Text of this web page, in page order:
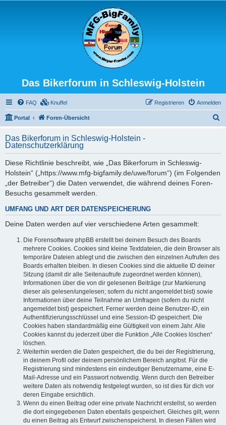
Das Bikerforum in Schleswig-Holstein
FAQ Knuffel Anmelden
Registrieren
Portal Foren-Übersicht
h
Das Bikerforum in Schleswig-Holstein -
Datenschutzerklärung
Diese Richtlinie beschreibt, wie „Das Bikerforum in Schleswig-
Holstein“ („https://www.mfg-bigfamily.de/uwe/forum“) (im Folgenden
„der Betreiber“) die Daten verwendet, die während deines Foren-
Besuchs gesammelt werden.
UMFANG UND ART DER DATENSPEICHERUNG
Deine Daten werden auf vier verschiedene Arten gesammelt:
Die Forensoftware phpBB erstellt bei deinem Besuch des Boards
mehrere Cookies. Cookies sind kleine Textdateien, die dein Browser als
temporäre Dateien ablegt und die zwischen den einzelnen Aufrufen des
Boards erhalten bleiben. In diesen Cookies sind die aktuelle ID deiner
Sitzung (damit dir alle Seitenaufrufe zugeordnet werden können),
Informationen über die von dir gelesenen Beiträge (zur Markierung
dieser als gelesen/ungelesen; sofern du nicht angemeldet bist) sowie
Informationen über deine Teilnahme an Umfragen (sofern du nicht
angemeldet bist) gespeichert. Ferner werden deine Benutzer-ID, ein
Authentifizierungsschlüssel und eine Session-ID gespeichert. Die
Cookies haben standardmäßig eine Gültigkeit von einem Jahr. Alle
Cookies kannst du jederzeit über die Funktion „Alle Cookies löschen“
löschen.
Weiterhin werden die Daten gespeichert, die du bei der Registrierung,
in deinem Profil oder deinem persönlichem Bereich angibst. Für die
Registrierung sind mindestens ein eindeutiger Benutzername, eine E-
Mail-Adresse und ein Passwort notwendig. Wenn durch den Betreiber
weitere Daten als notwendig festgelegt wurden, so ist dies für dich vor
deren Eingabe ersichtlich.
Wenn du einen Beitrag oder eine private Nachricht erstellst, so werden
die dort eingegebenen Daten ebenfalls gespeichert. Gleiches gilt, wenn
du einen Beitrag als Entwurf zwischenspeicherst. In diesen Fällen wird